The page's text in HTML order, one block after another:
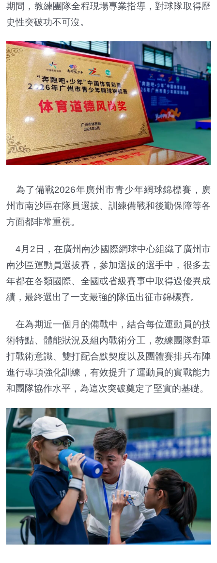
期間，教練團隊全程現場專業指導，對球隊取得歷
史性突破功不可沒。
為了備戰2026年廣州市青少年網球錦標賽，廣
州市南沙區在隊員選拔、訓練備戰和後勤保障等各
方面都非常重視。
4月2日，在廣州南沙國際網球中心組織了廣州市
南沙區運動員選拔賽，參加選拔的選手中，很多去
年都在各類國際、全國或省級賽事中取得過優異成
績，最終選出了一支最強的隊伍出征市錦標賽。
在為期近一個月的備戰中，結合每位運動員的技
術特點、體能狀況及組內戰術分工，教練團隊對單
打戰術意識、雙打配合默契度以及團體賽排兵布陣
進行專項強化訓練，有效提升了運動員的實戰能力
和團隊協作水平，為這次突破奠定了堅實的基礎。